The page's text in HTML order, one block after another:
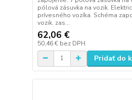
pólová zásuvka na vozik.
prívesného vozíka. Schéma
vozik. zas...
62,06 €
50,46 € bez DPH
Pridať do